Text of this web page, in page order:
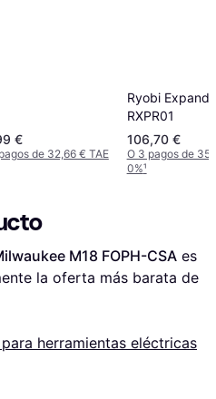
€
de 32,66 € TAE
Ryobi
RXPR01
106,70 €
O 3 pagos de
0%¹
M18 FOPH-CSA
la oferta más barata de
herramientas eléctricas